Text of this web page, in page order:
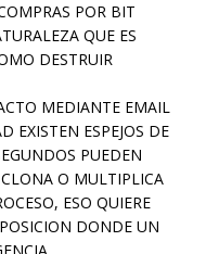
POR BIT
QUE ES
DESTRUIR
MEDIANTE EMAIL
EXISTEN ESPEJOS DE
PUEDEN
O MULTIPLICA
ESO QUIERE
DONDE UN